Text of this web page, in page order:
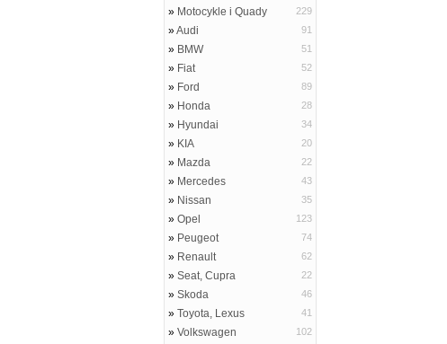
» Motocykle i Quady 229
»Audi 91
» BMW 51
» Fiat 52
» Ford 89
» Honda 28
» Hyundai 34
» KIA 20
» Mazda 22
» Mercedes 43
» Nissan 35
» Opel 123
» Peugeot 74
» Renault 62
» Seat, Cupra 22
» Skoda 46
» Toyota, Lexus 41
» Volkswagen 102